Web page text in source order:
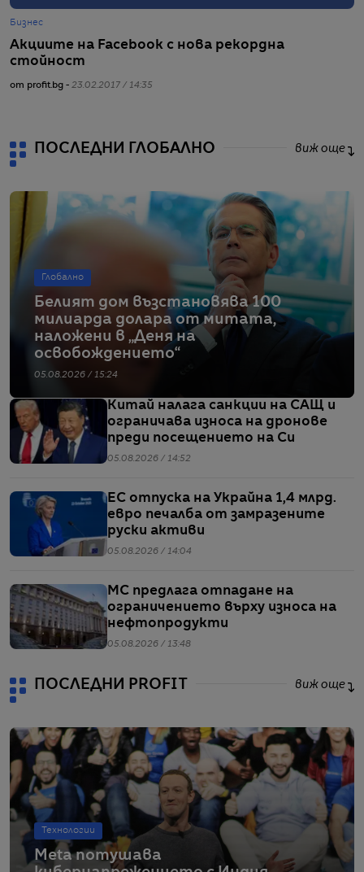
Бизнес
Акциите на Facebook с нова рекордна
стойност
от profit.bg - 23.02.2017 / 14:35
ПОСЛЕДНИ ГЛОБАЛНО виж още
Глобално
Белият дом възстановява 100
милиарда долара от митата,
наложени в „Деня на
освобождението“
05.08.2026 / 15:24
Китай налага санкции на САЩ и
ограничава износа на дронове
преди посещението на Си
05.08.2026 / 14:52
ЕС отпуска на Украйна 1,4 млрд.
евро печалба от замразените
руски активи
05.08.2026 / 14:04
МС предлага отпадане на
ограничението върху износа на
нефтопродукти
05.08.2026 / 13:48
ПОСЛЕДНИ PROFIT виж още
Технологии
Meta потушава